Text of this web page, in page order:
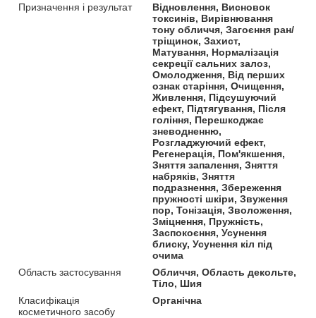
Призначення і результат
Відновлення, Висновок
токсинів, Вирівнювання
тону обличчя, Загоєння ран/
тріщинок, Захист,
Матування, Нормалізація
секреції сальних залоз,
Омолодження, Від перших
ознак старіння, Очищення,
Живлення, Підсушуючий
ефект, Підтягування, Після
гоління, Перешкоджає
зневодненню,
Розгладжуючий ефект,
Регенерація, Пом'якшення,
Зняття запалення, Зняття
набряків, Зняття
подразнення, Збереження
пружності шкіри, Звуження
пор, Тонізація, Зволоження,
Зміцнення, Пружність,
Заспокоєння, Усунення
блиску, Усунення кіл під
очима
Область застосування
Обличчя, Область декольте,
Тіло, Шия
Класифікація
косметичного засобу
Органічна